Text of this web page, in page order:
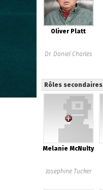
Oliver Platt
Dr. Daniel Charles
Rôles secondaires
Melanie McNulty
Josephine Tucker